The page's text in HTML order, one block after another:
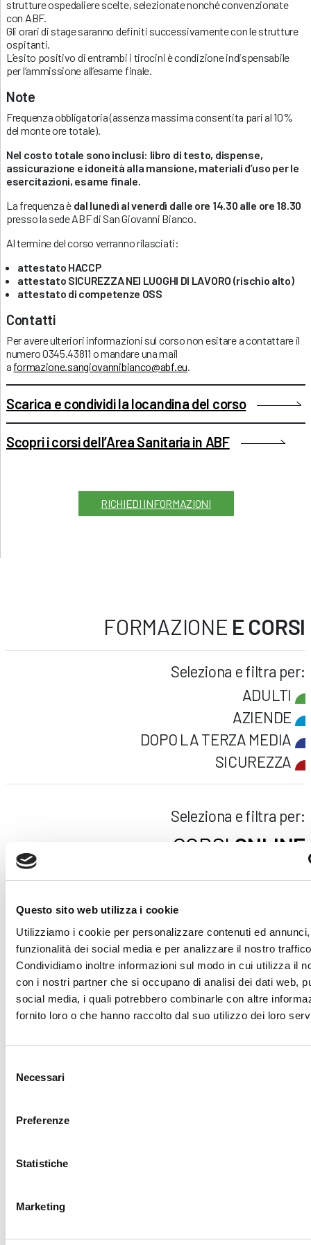
Questo sito web utilizza i cookie
Utilizziamo i cookie per personalizzare contenuti ed
funzionalità dei social media e per analizzare il nostro
Condividiamo inoltre informazioni sul modo in cui utilizza il
con i nostri partner che si occupano di analisi dei dati web,
social media, i quali potrebbero combinarle con altre
fornito loro o che hanno raccolto dal suo utilizzo dei loro
delNecessari
Preferenze
Statistiche
Marketing
strutture ospedaliere scelte, selezionate nonché convenzionate
con ABF.
Gli orari di stage saranno definiti successivamente con le strutture
ospitanti.
L’esito positivo di entrambi i tirocini è condizione indispensabile
per l’ammissione all’esame finale.
Note
Frequenza obbligatoria (assenza massima consentita pari al 10%
del monte ore totale).
Nel costo totale sono inclusi: libro di testo, dispense,
assicurazione e idoneità alla mansione, materiali d’uso per le
esercitazioni, esame finale.
La frequenza è dal lunedì al venerdì dalle ore 14.30 alle ore 18.30
presso la sede ABF di San Giovanni Bianco.
Al termine del corso verranno rilasciati:
attestato HACCP
attestato SICUREZZA NEI LUOGHI DI LAVORO (rischio alto)
attestato di competenze OSS
Contatti
Per avere ulteriori informazioni sul corso non esitare a contattare il
numero 0345.43811 o mandare una mail
a formazione.sangiovannibianco@abf.eu
Scarica e condividi la locandina del corso
Scopri i corsi dell’Area Sanitaria in ABF
RICHIEDI INFORMAZIONI
FORMAZIONE E CORSI
Seleziona e filtra per:
ADULTI
AZIENDE
DOPO LA TERZA MEDIA
SICUREZZA
Seleziona e filtra per:
CORSI ONLINE
CALENDARIOCORSI
Trova il tuo corso
VERDE